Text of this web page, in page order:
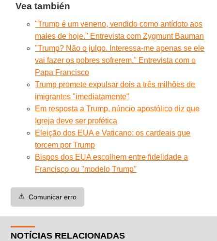
Vea también
"Trump é um veneno, vendido como antídoto aos
males de hoje." Entrevista com Zygmunt Bauman
"Trump? Não o julgo. Interessa-me apenas se ele
vai fazer os pobres sofrerem." Entrevista com o
Papa Francisco
Trump promete expulsar dois a três milhões de
imigrantes "imediatamente"
Em resposta a Trump, núncio apostólico diz que
Igreja deve ser profética
Eleição dos EUA e Vaticano: os cardeais que
torcem por Trump
Bispos dos EUA escolhem entre fidelidade a
Francisco ou "modelo Trump"
⚠️ Comunicar erro
NOTÍCIAS RELACIONADAS